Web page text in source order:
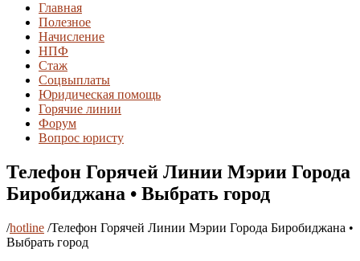
Главная
Полезное
Начисление
НПФ
Стаж
Соцвыплаты
Юридическая помощь
Горячие линии
Форум
Вопрос юристу
Телефон Горячей Линии Мэрии Города
Биробиджана • Выбрать город
/hotline /Телефон Горячей Линии Мэрии Города Биробиджана •
Выбрать город